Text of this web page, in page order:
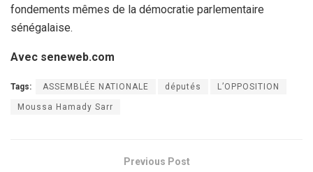
fondements mêmes de la démocratie parlementaire
sénégalaise.
Avec seneweb.com
Tags: ASSEMBLÉE NATIONALE députés L’OPPOSITION
Moussa Hamady Sarr
Previous Post